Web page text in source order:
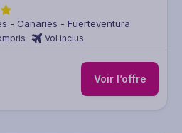
- Canaries - Fuerteventura
Vol inclus
Voir l’offre